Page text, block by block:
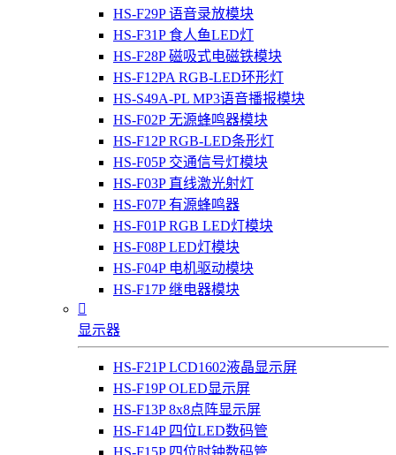
HS-F29P 语音录放模块
HS-F31P 食人鱼LED灯
HS-F28P 磁吸式电磁铁模块
HS-F12PA RGB-LED环形灯
HS-S49A-PL MP3语音播报模块
HS-F02P 无源蜂鸣器模块
HS-F12P RGB-LED条形灯
HS-F05P 交通信号灯模块
HS-F03P 直线激光射灯
HS-F07P 有源蜂鸣器
HS-F01P RGB LED灯模块
HS-F08P LED灯模块
HS-F04P 电机驱动模块
HS-F17P 继电器模块

显示器
HS-F21P LCD1602液晶显示屏
HS-F19P OLED显示屏
HS-F13P 8x8点阵显示屏
HS-F14P 四位LED数码管